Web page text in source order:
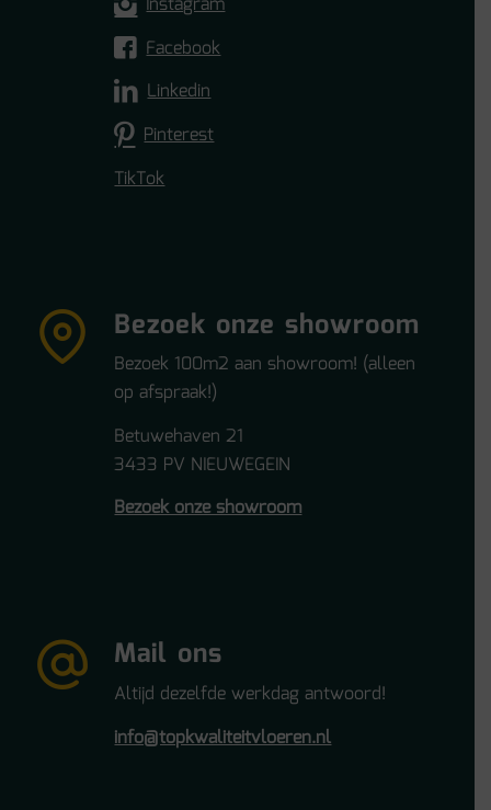
Facebook
Linkedin
Pinterest
TikTok
Bezoek onze showroom
Bezoek 100m2 aan showroom! (alleen
op afspraak!)
Betuwehaven 21
3433 PV NIEUWEGEIN
Bezoek onze showroom
Mail ons
Altijd dezelfde werkdag antwoord!
info@topkwaliteitvloeren.nl